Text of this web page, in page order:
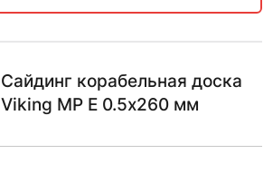
Сайдинг корабельная доска
Viking MP E 0.5х260 мм